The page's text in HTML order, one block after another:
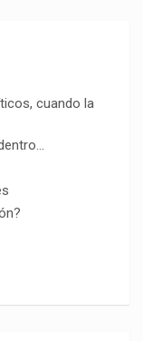
cuando la